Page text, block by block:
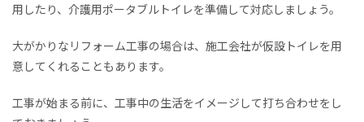
用したり、介護用ポータブルトイレを準備して対応しましょう。
大がかりなリフォーム工事の場合は、施工会社が仮設トイレを用
意してくれることもあります。
工事が始まる前に、工事中の生活をイメージして打ち合わせをし